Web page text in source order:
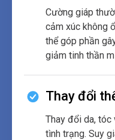
Cường giáp
cảm xúc không
thể góp phần
giảm tinh thần
Thay đổi
Thay đổi da, tóc
tình trạng. Suy